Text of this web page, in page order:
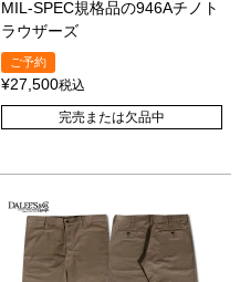
MIL-SPEC規格品の946Aチノト
ラウザーズ
ご予約
¥27,500税込
完売または欠品中